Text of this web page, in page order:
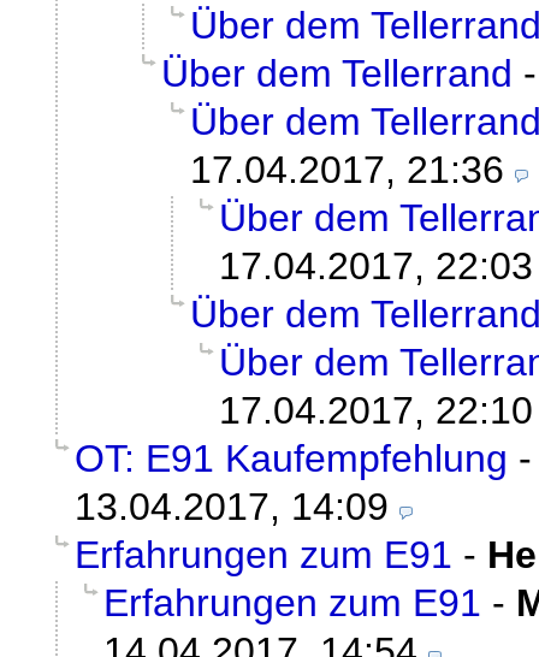
Über dem
Über dem Tellerrand
Über dem
17.04.2017, 21:36
Über dem
17.04.2017, 22:03
Über dem
Über dem
17.04.2017, 22:10
OT: E91 Kaufempfehlung
13.04.2017, 14:09
Erfahrungen zum E91 -
Erfahrungen zum E91 -